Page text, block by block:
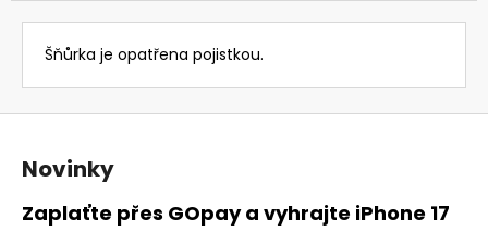
Šňůrka je opatřena pojistkou.
Z
Novinky
Zaplaťte přes GOpay a vyhrajte iPhone 17